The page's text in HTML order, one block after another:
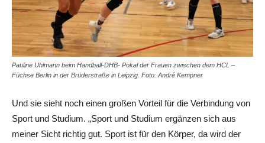
Pauline Uhlmann beim Handball-DHB- Pokal der Frauen zwischen dem HCL –
Füchse Berlin in der Brüderstraße in Leipzig. Foto: André Kempner
Und sie sieht noch einen großen Vorteil für die Verbindung von
Sport und Studium. „Sport und Studium ergänzen sich aus
meiner Sicht richtig gut. Sport ist für den Körper, da wird der